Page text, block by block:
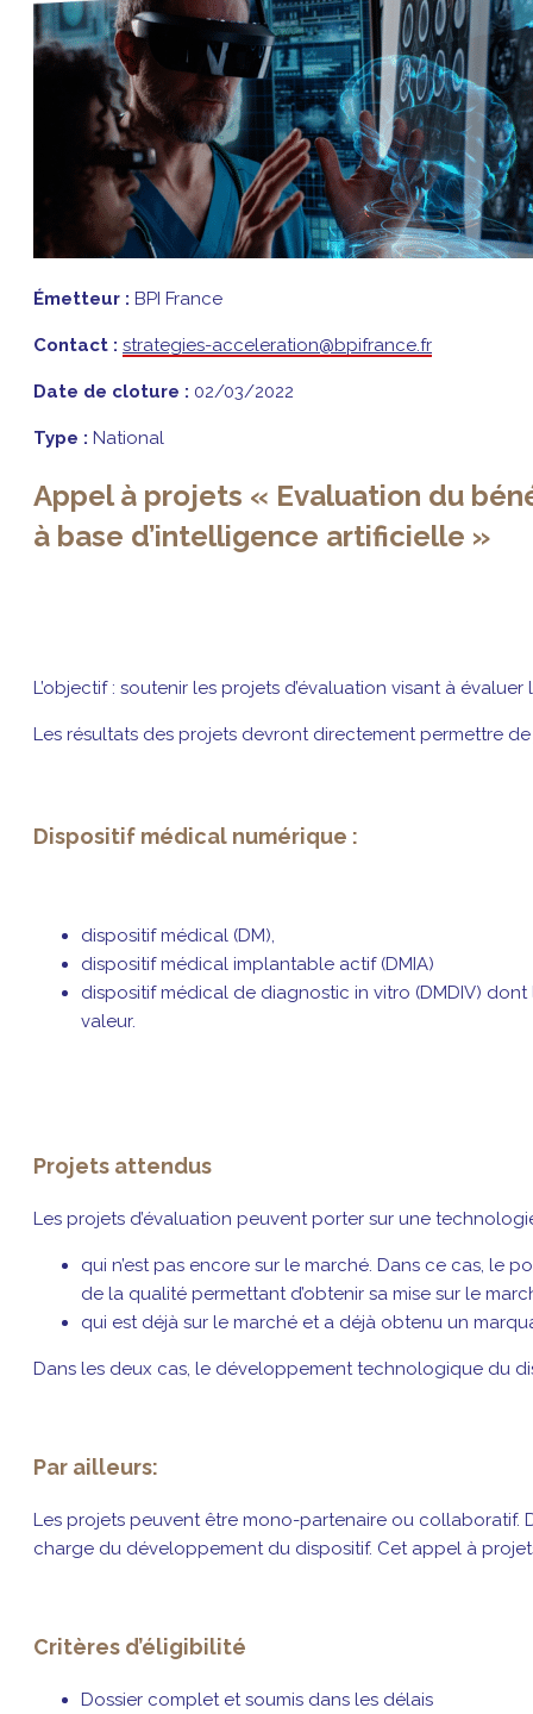
Émetteur : BPI France
Contact : strategies-acceleration@bpifrance.fr
Date de cloture : 02/03/2022
Type : National
Appel à projets « Evaluation du
à base d’intelligence artificielle »
L’objectif : soutenir les projets d’évaluation visant à
Les résultats des projets devront directement permettre
Dispositif médical numérique :
dispositif médical (DM),
dispositif médical implantable actif (DMIA)
dispositif médical de diagnostic in vitro (DMDIV)
valeur.
Projets attendus
Les projets d’évaluation peuvent porter sur une
qui n’est pas encore sur le marché. Dans ce cas,
de la qualité permettant d’obtenir sa mise sur le
qui est déjà sur le marché et a déjà obtenu un
Dans les deux cas, le développement technologique du
Par ailleurs:
Les projets peuvent être mono-partenaire ou collaboratif.
charge du développement du dispositif. Cet appel à
Critères d’éligibilité
Dossier complet et soumis dans les délais